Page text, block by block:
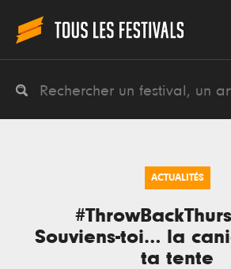
ACTUALITÉS
Souviens-toi… la
ta tente